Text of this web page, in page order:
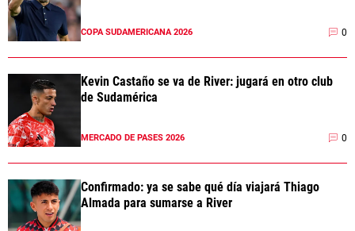
COPA SUDAMERICANA 2026 0
Kevin Castaño se va de River: jugará en otro club
de Sudamérica
MERCADO DE PASES 2026 0
Confirmado: ya se sabe qué día viajará Thiago
Almada para sumarse a River